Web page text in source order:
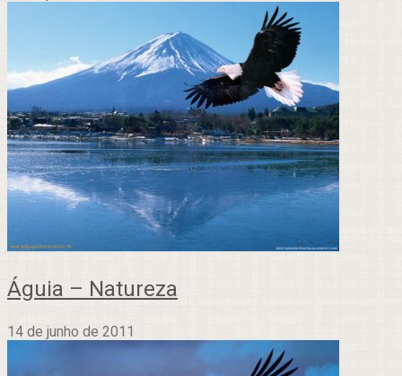
Águia – Natureza
14 de junho de 2011